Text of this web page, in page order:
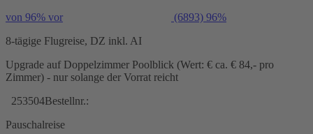
von 96% vor (6893) 96%
8-tägige Flugreise, DZ inkl. AI
Upgrade auf Doppelzimmer Poolblick (Wert: € ca. € 84,- pro
Zimmer) - nur solange der Vorrat reicht
253504Bestellnr.:
Pauschalreise